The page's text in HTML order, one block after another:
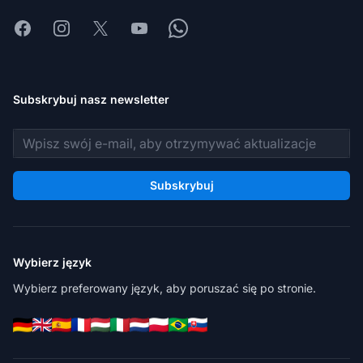
FacebookInstagram
X YoutubeWhatsapp
Subskrybuj nasz newsletter
Adres e-mail
Subskrybuj
Wybierz język
Wybierz preferowany język, aby poruszać się po stronie.